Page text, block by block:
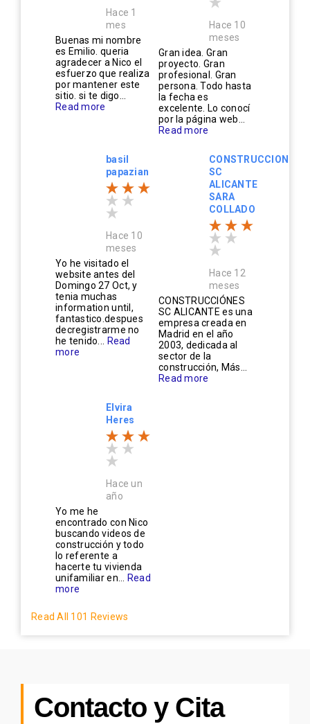
Hace 1
mes
Buenas mi nombre
es Emilio. queria
agradecer a Nico el
esfuerzo que realiza
por mantener este
sitio. si te digo...
Read more
Hace 10
meses
Gran idea. Gran
proyecto. Gran
profesional. Gran
persona. Todo hasta
la fecha es
excelente. Lo conocí
por la página web...
Read more
basil
papazian
Hace 10
meses
Yo he visitado el
website antes del
Domingo 27 Oct, y
tenia muchas
information until,
fantastico.despues
decregistrarme no
he tenido... Read
more
CONSTRUCCIONES
SC
ALICANTE
SARA
COLLADO
Hace 12
meses
CONSTRUCCIÓNES
SC ALICANTE es una
empresa creada en
Madrid en el año
2003, dedicada al
sector de la
construcción, Más...
Read more
Elvira
Heres
Hace un
año
Yo me he
encontrado con Nico
buscando videos de
construcción y todo
lo referente a
hacerte tu vivienda
unifamiliar en... Read
more
Read All 101 Reviews
Contacto y Cita